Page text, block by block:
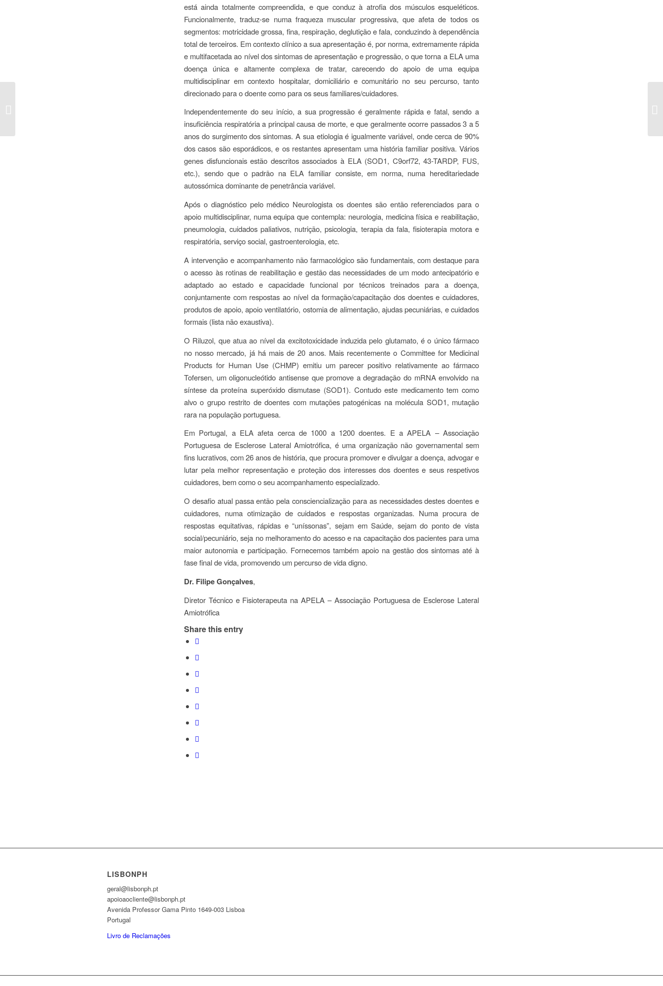
está ainda totalmente compreendida, e que conduz à atrofia dos músculos esqueléticos.
Funcionalmente, traduz-se numa fraqueza muscular progressiva, que afeta de todos os
segmentos: motricidade grossa, fina, respiração, deglutição e fala, conduzindo à dependência
total de terceiros. Em contexto clínico a sua apresentação é, por norma, extremamente rápida
e multifacetada ao nível dos sintomas de apresentação e progressão, o que torna a ELA uma
doença única e altamente complexa de tratar, carecendo do apoio de uma equipa
multidisciplinar em contexto hospitalar, domiciliário e comunitário no seu percurso, tanto
direcionado para o doente como para os seus familiares/cuidadores.
Independentemente do seu início, a sua progressão é geralmente rápida e fatal, sendo a
insuficiência respiratória a principal causa de morte, e que geralmente ocorre passados 3 a 5
anos do surgimento dos sintomas. A sua etiologia é igualmente variável, onde cerca de 90%
dos casos são esporádicos, e os restantes apresentam uma história familiar positiva. Vários
genes disfuncionais estão descritos associados à ELA (SOD1, C9orf72, 43-TARDP, FUS,
etc.), sendo que o padrão na ELA familiar consiste, em norma, numa hereditariedade
autossómica dominante de penetrância variável.
Após o diagnóstico pelo médico Neurologista os doentes são então referenciados para o
apoio multidisciplinar, numa equipa que contempla: neurologia, medicina física e reabilitação,
pneumologia, cuidados paliativos, nutrição, psicologia, terapia da fala, fisioterapia motora e
respiratória, serviço social, gastroenterologia, etc.
A intervenção e acompanhamento não farmacológico são fundamentais, com destaque para
o acesso às rotinas de reabilitação e gestão das necessidades de um modo antecipatório e
adaptado ao estado e capacidade funcional por técnicos treinados para a doença,
conjuntamente com respostas ao nível da formação/capacitação dos doentes e cuidadores,
produtos de apoio, apoio ventilatório, ostomia de alimentação, ajudas pecuniárias, e cuidados
formais (lista não exaustiva).
O Riluzol, que atua ao nível da excitotoxicidade induzida pelo glutamato, é o único fármaco
no nosso mercado, já há mais de 20 anos. Mais recentemente o Committee for Medicinal
Products for Human Use (CHMP) emitiu um parecer positivo relativamente ao fármaco
Tofersen, um oligonucleótido antisense que promove a degradação do mRNA envolvido na
síntese da proteína superóxido dismutase (SOD1). Contudo este medicamento tem como
alvo o grupo restrito de doentes com mutações patogénicas na molécula SOD1, mutação
rara na população portuguesa.
Em Portugal, a ELA afeta cerca de 1000 a 1200 doentes. E a APELA – Associação
Portuguesa de Esclerose Lateral Amiotrófica, é uma organização não governamental sem
fins lucrativos, com 26 anos de história, que procura promover e divulgar a doença, advogar e
lutar pela melhor representação e proteção dos interesses dos doentes e seus respetivos
cuidadores, bem como o seu acompanhamento especializado.
O desafio atual passa então pela consciencialização para as necessidades destes doentes e
cuidadores, numa otimização de cuidados e respostas organizadas. Numa procura de
respostas equitativas, rápidas e “uníssonas”, sejam em Saúde, sejam do ponto de vista
social/pecuniário,seja no melhoramento do acesso e na capacitação dos pacientes para uma
maior autonomia e participação. Fornecemos também apoio na gestão dos sintomas até à
fase final de vida, promovendo um percurso de vida digno.
Dr. Filipe Gonçalves,
Diretor Técnico e Fisioterapeuta na APELA – Associação Portuguesa de Esclerose Lateral
Amiotrófica
Share this entry
LISBONPH
geral@lisbonph.pt
apoioaocliente@lisbonph.pt
Avenida Professor Gama Pinto 1649-003 Lisboa
Portugal
Livro de Reclamações